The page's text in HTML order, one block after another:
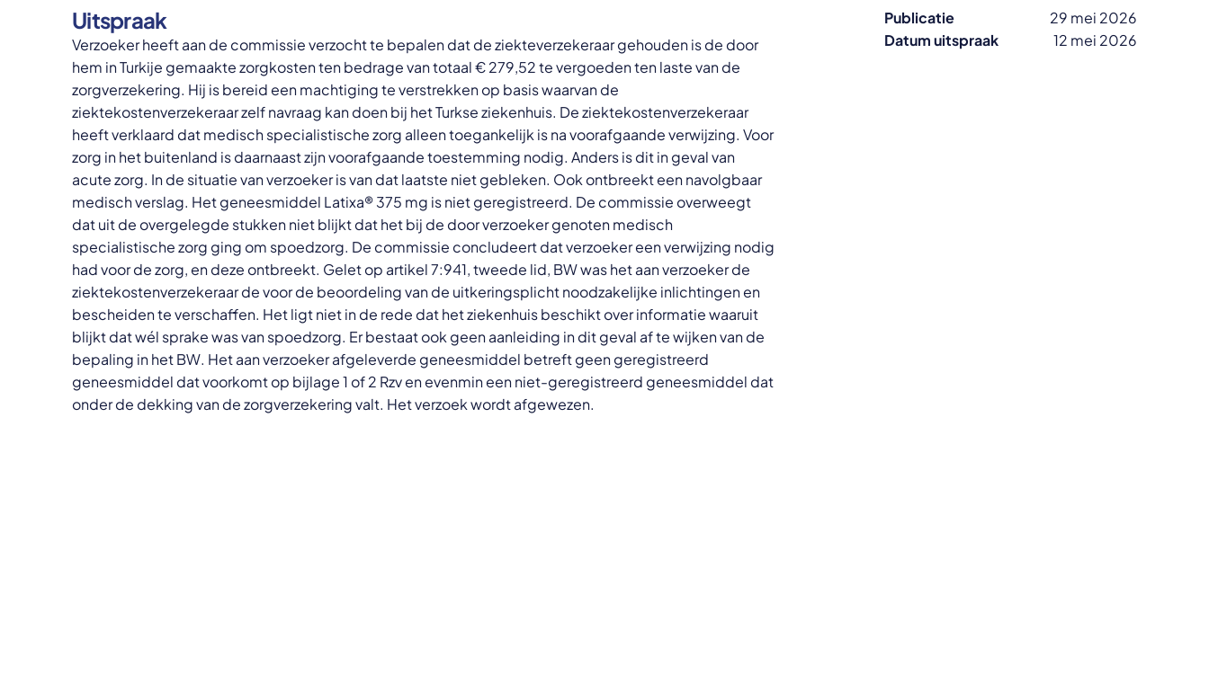
Uitspraak
Verzoeker heeft aan de commissie verzocht te bepalen dat de ziekteverzekeraar gehouden is de door
hem in Turkije gemaakte zorgkosten ten bedrage van totaal € 279,52 te vergoeden ten laste van de
zorgverzekering. Hij is bereid een machtiging te verstrekken op basis waarvan de
ziektekostenverzekeraar zelf navraag kan doen bij het Turkse ziekenhuis. De ziektekostenverzekeraar
heeft verklaard dat medisch specialistische zorg alleen toegankelijk is na voorafgaande verwijzing. Voor
zorg in het buitenland is daarnaast zijn voorafgaande toestemming nodig. Anders is dit in geval van
acute zorg. In de situatie van verzoeker is van dat laatste niet gebleken. Ook ontbreekt een navolgbaar
medisch verslag. Het geneesmiddel Latixa® 375 mg is niet geregistreerd. De commissie overweegt
dat uit de overgelegde stukken niet blijkt dat het bij de door verzoeker genoten medisch
specialistische zorg ging om spoedzorg. De commissie concludeert dat verzoeker een verwijzing nodig
had voor de zorg, en deze ontbreekt. Gelet op artikel 7:941, tweede lid, BW was het aan verzoeker de
ziektekostenverzekeraar de voor de beoordeling van de uitkeringsplicht noodzakelijke inlichtingen en
bescheiden te verschaffen. Het ligt niet in de rede dat het ziekenhuis beschikt over informatie waaruit
blijkt dat wél sprake was van spoedzorg. Er bestaat ook geen aanleiding in dit geval af te wijken van de
bepaling in het BW. Het aan verzoeker afgeleverde geneesmiddel betreft geen geregistreerd
geneesmiddel dat voorkomt op bijlage 1 of 2 Rzv en evenmin een niet-geregistreerd geneesmiddel dat
onder de dekking van de zorgverzekering valt. Het verzoek wordt afgewezen.
Publicatie
29 mei 2026
Datum uitspraak
12 mei 2026